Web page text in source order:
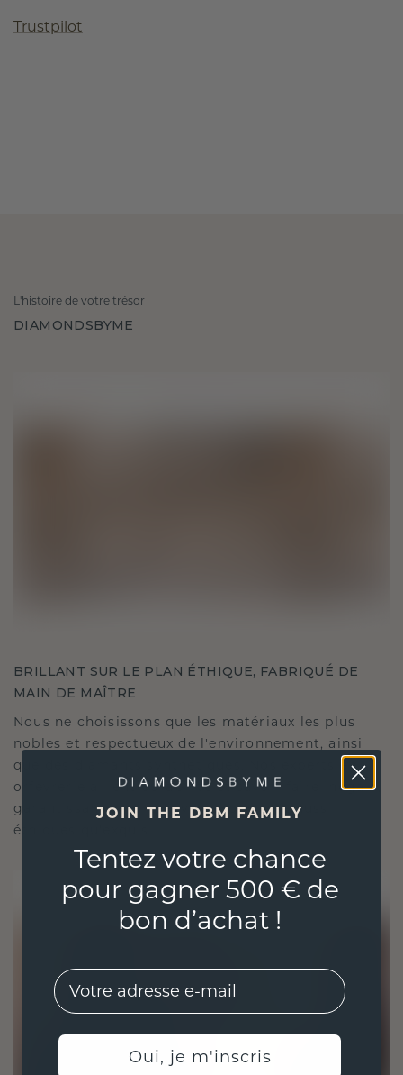
Trustpilot
L'histoire de votre trésor
DIAMONDSBYME
BRILLANT SUR LE PLAN ÉTHIQUE, FABRIQUÉ DE
MAIN DE MAÎTRE
Nous ne choisissons que les matériaux les plus
nobles et respectueux de l'environnement, ainsi
que des diamants synthétiques. Nos experts en
orfèvrerie allient durabilité et savoir-faire inégalé,
garantissant ainsi que vos bijoux sont aussi
éthiques qu'exquis.
JOIN THE DBM FAMILY
Tentez votre chance
pour gagner 500 € de
bon d’achat !
EMail
Oui, je m'inscris